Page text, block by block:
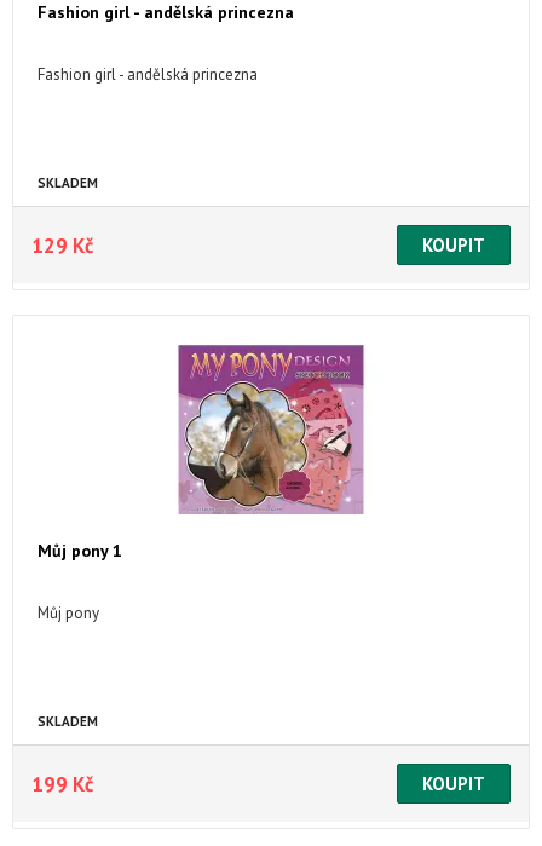
Fashion girl - andělská princezna
Fashion girl - andělská princezna
SKLADEM
129 Kč
Můj pony 1
Můj pony
SKLADEM
199 Kč